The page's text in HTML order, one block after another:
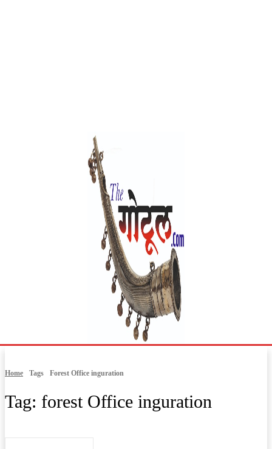
Home Tags Forest Office inguration
Tag: forest Office inguration